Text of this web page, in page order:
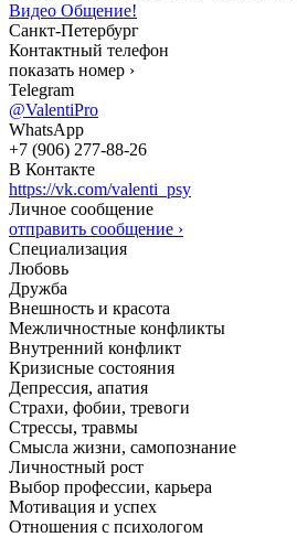
Видео Общение!
Санкт-Петербург
Контактный телефон
показать номер ›
Telegram
@ValentiPro
WhatsApp
+7 (906) 277-88-26
В Контакте
https://vk.com/valenti_psy
Личное сообщение
отправить сообщение ›
Специализация
Любовь
Дружба
Внешность и красота
Межличностные конфликты
Внутренний конфликт
Кризисные состояния
Депрессия, апатия
Страхи, фобии, тревоги
Стрессы, травмы
Смысла жизни, самопознание
Личностный рост
Выбор профессии, карьера
Мотивация и успех
Отношения с психологом